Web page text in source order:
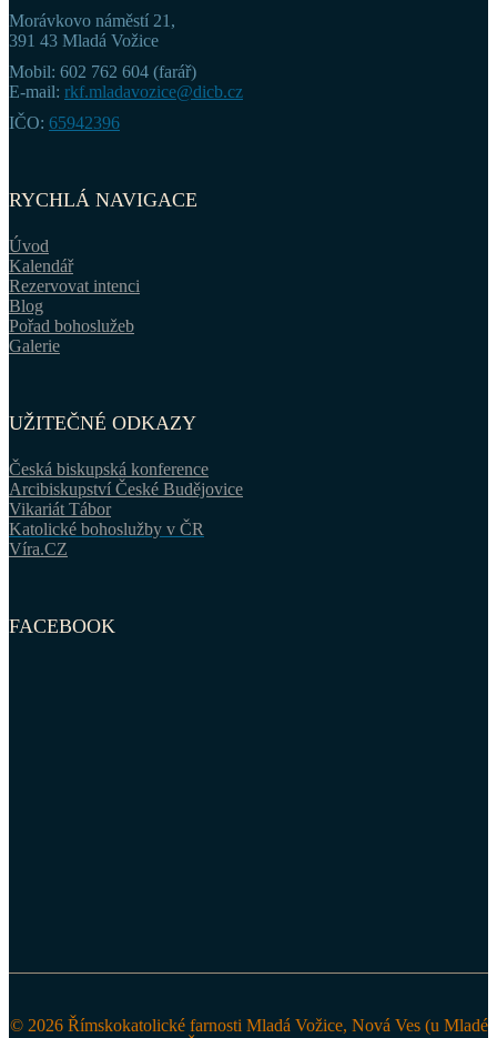
Morávkovo náměstí 21,
391 43 Mladá Vožice
Mobil: 602 762 604 (farář)
E-mail: rkf.mladavozice@dicb.cz
IČO: 65942396
RYCHLÁ NAVIGACE
Úvod
Kalendář
Rezervovat intenci
Blog
Pořad bohoslužeb
Galerie
UŽITEČNÉ ODKAZY
Česká biskupská konference
Arcibiskupství České Budějovice
Vikariát Tábor
Katolické bohoslužby v ČR
Víra.CZ
FACEBOOK
© 2026 Římskokatolické farnosti Mladá Vožice, Nová Ves (u Mladé